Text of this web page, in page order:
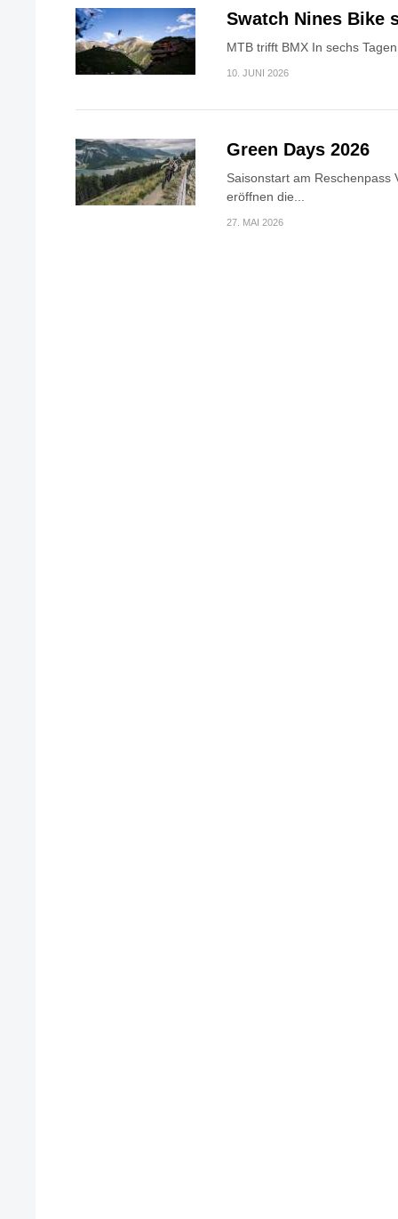
Swatch Nines Bike
MTB trifft BMX In sechs
10. JUNI 2026
Green Days 2026
Saisonstart am Reschenpass
eröffnen die...
27. MAI 2026